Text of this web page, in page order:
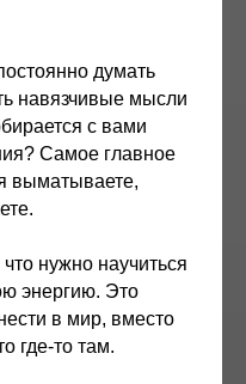
думать
навязчивые мысли
с вами
Самое главное
выматываете,
нужно научиться
энергию. Это
в мир, вместо
где-то там.